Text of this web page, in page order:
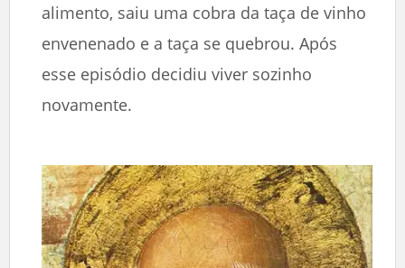
alimento, saiu uma cobra da taça de vinho
envenenado e a taça se quebrou. Após
esse episódio decidiu viver sozinho
novamente.